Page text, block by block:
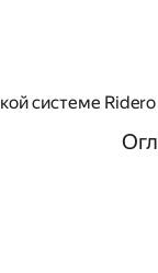
системе Ridero